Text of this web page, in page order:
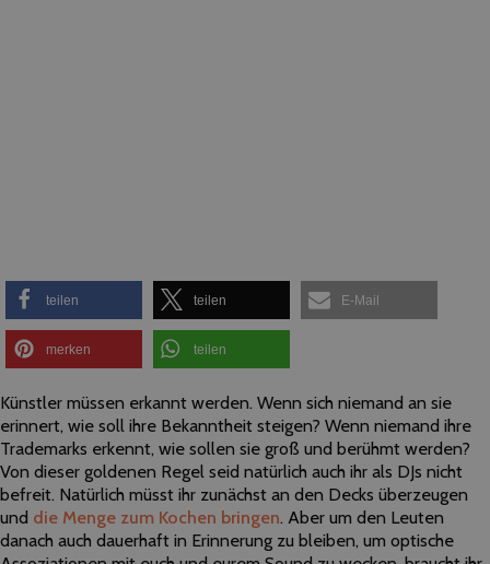
teilen teilen E-Mail
merken teilen
Künstler​ ​müssen​ ​erkannt​ ​werden.​ ​Wenn​ ​sich​ ​niemand​ ​an​ ​sie​ ​
erinnert,​ ​wie​ ​soll​ ​ihre​ ​Bekanntheit steigen?​ ​Wenn​ ​niemand​ ​ihre​ ​
Trademarks​ ​erkennt,​ ​wie​ ​sollen​ ​sie​ ​groß​ ​und​ ​berühmt​ ​werden?​ ​
Von dieser​ ​goldenen​ ​Regel​ ​seid​ ​natürlich​ ​auch ihr als​ ​DJs​ ​nicht​ ​
befreit.​ Natürlich müsst ihr​ ​zunächst​ ​an​ ​den Decks​ ​überzeugen​ ​
und​ ​ die​ ​Menge​ ​zum​ ​Kochen​ ​bringen.​ ​Aber​ ​um​ ​den​ ​Leuten​ ​
danach​ ​auch​ ​dauerhaft in​ ​Erinnerung​ ​zu​ ​bleiben,​ ​um​ ​optische​ ​